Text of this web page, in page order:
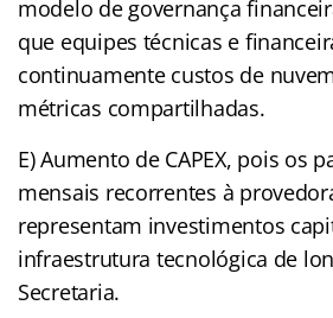
modelo de governança
que equipes técnicas e
continuamente custos de
métricas compartilhadas.
E) Aumento de CAPEX, pois os
mensais recorrentes à
representam investimentos
infraestrutura tecnológica de
Secretaria.